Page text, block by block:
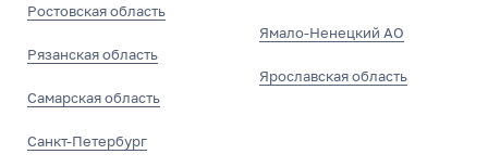
Ростовская область
Рязанская область
Самарская область
Санкт-Петербург
Ямало-Ненецкий АО
Ярославская область